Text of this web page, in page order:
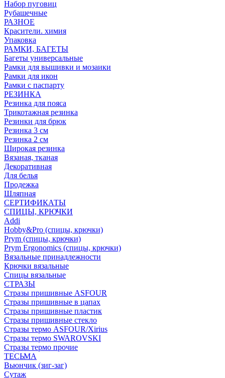
Набор пуговиц
Рубашечные
РАЗНОЕ
Красители. химия
Упаковка
РАМКИ, БАГЕТЫ
Багеты универсальные
Рамки для вышивки и мозаики
Рамки для икон
Рамки с паспарту
РЕЗИНКА
Резинка для пояса
Трикотажная резинка
Резинки для брюк
Резинка 3 см
Резинка 2 см
Широкая резинка
Вязаная, тканая
Декоративная
Для белья
Продежка
Шляпная
СЕРТИФИКАТЫ
СПИЦЫ, КРЮЧКИ
Addi
Hobby&Pro (спицы, крючки)
Prym (спицы, крючки)
Prym Ergonomics (спицы, крючки)
Вязальные принадлежности
Крючки вязальные
Спицы вязальные
СТРАЗЫ
Стразы пришивные ASFOUR
Стразы пришивные в цапах
Стразы пришивные пластик
Стразы пришивные стекло
Стразы термо ASFOUR/Xirius
Стразы термо SWAROVSKI
Стразы термо прочие
ТЕСЬМА
Вьюнчик (зиг-заг)
Сутаж